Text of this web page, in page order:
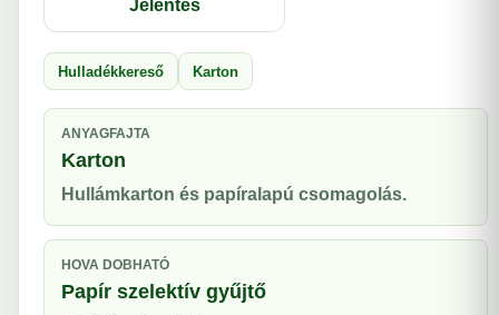
Jelentés
Hulladékkereső Karton
ANYAGFAJTA
Karton
Hullámkarton és papíralapú csomagolás.
HOVA DOBHATÓ
Papír szelektív gyűjtő